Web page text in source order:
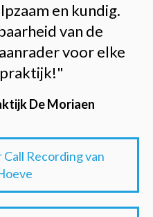
en kundig.
van de
voor elke
De Moriaen
Recording van